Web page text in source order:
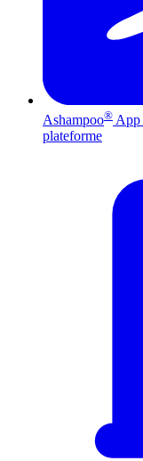
Ashampoo® App
plateforme